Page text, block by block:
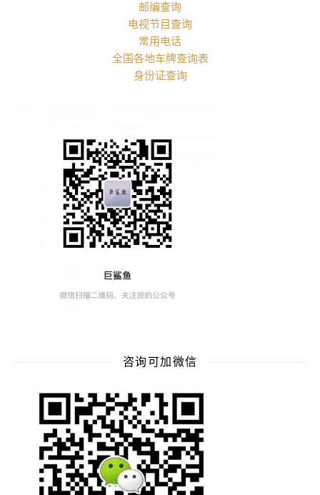
邮编查询
电视节目查询
常用电话
全国各地车牌查询表
身份证查询
咨询可加微信